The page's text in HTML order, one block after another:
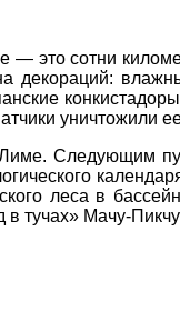
— это сотни
декораций:
уничтожили
Следующим
леса в
тучах» Мачу-